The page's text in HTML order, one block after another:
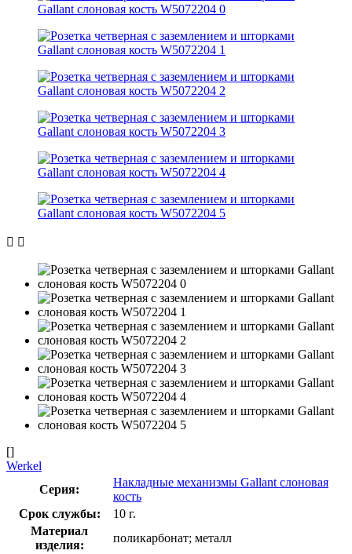
[]
Werkel
Серия:
Накладные механизмы Gallant слоновая
кость
Срок службы:
10 г.
Материал
изделия:
поликарбонат; металл